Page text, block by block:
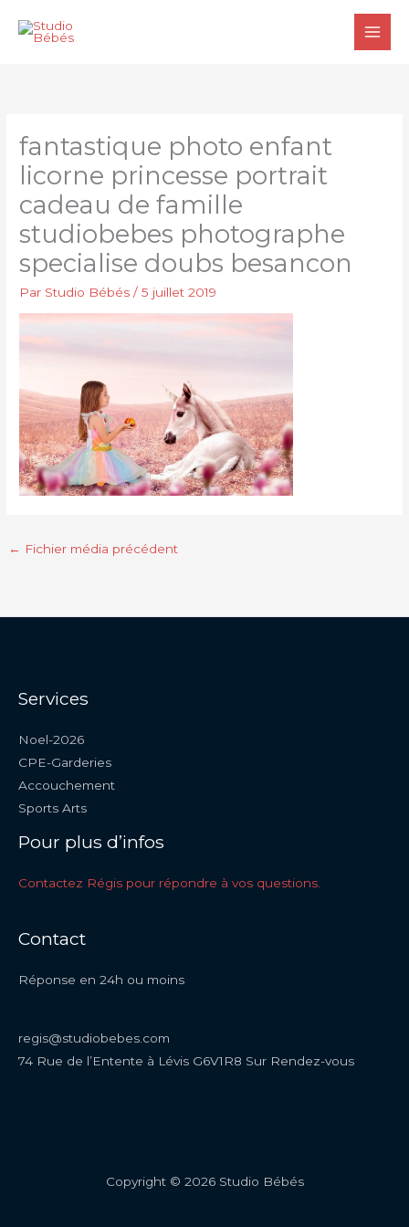
fantastique photo enfant
licorne princesse portrait
cadeau de famille
studiobebes photographe
specialise doubs besancon
Par Studio Bébés/5 juillet 2019
← Fichier média précédent
Services
Noel-2026
CPE-Garderies
Accouchement
Sports Arts
Pour plus d’infos
Contactez Régis pour répondre à vos questions.
Contact
Réponse en 24h ou moins
regis@studiobebes.com
74 Rue de l’Entente à Lévis G6V1R8 Sur Rendez-vous
Copyright © 2026 Studio Bébés